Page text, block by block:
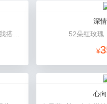
深
52朵红玫瑰
¥
心